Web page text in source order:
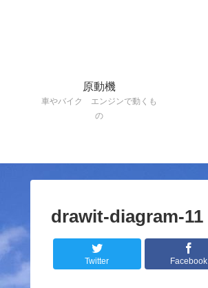
原動機
車やバイク エンジンで動くも
の
drawit-diagram-11
Twitter Facebook